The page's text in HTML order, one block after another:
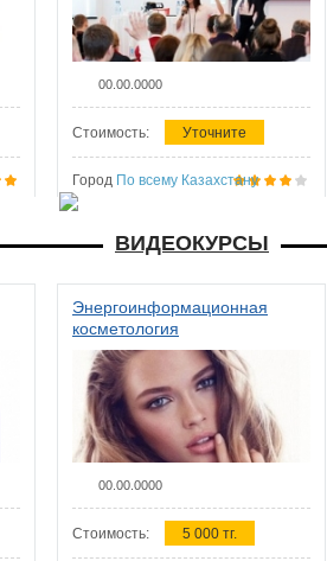
00.00.0000
Стоимость: Уточните
Город По всему Казахстану
ВИДЕОКУРСЫ
Энергоинформационная
косметология
00.00.0000
Стоимость: 5 000 тг.